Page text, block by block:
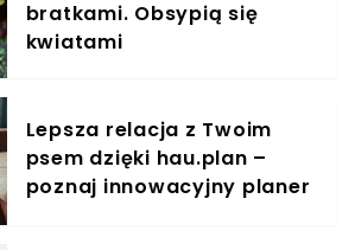
bratkami. Obsypią się
kwiatami
Lepsza relacja z Twoim
psem dzięki hau.plan –
poznaj innowacyjny planer